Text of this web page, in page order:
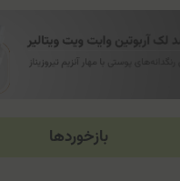
بازخوردها